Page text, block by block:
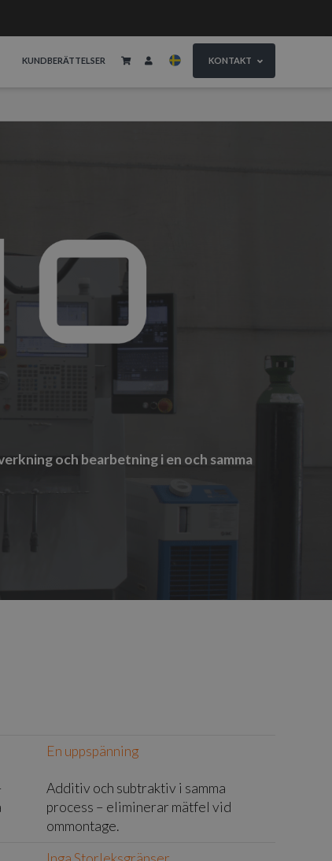
KUNDBERÄTTELSER KONTAKT
och bearbetning i en och samma
En uppspänning
Additiv och subtraktiv i samma
process – eliminerar mätfel vid
ommontage.